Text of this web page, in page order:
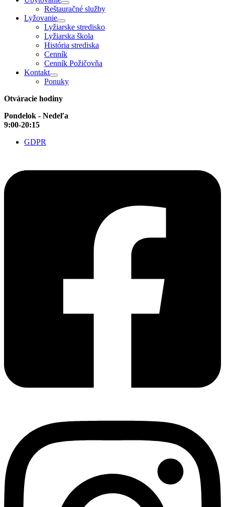
Reštauračné služby
Lyžovanie
Lyžiarske stredisko
Lyžiarska škola
História strediska
Cenník
Cenník Požičovňa
Kontakt
Ponuky
Otváracie hodiny
Pondelok - Nedeľa
9:00-20:15
GDPR